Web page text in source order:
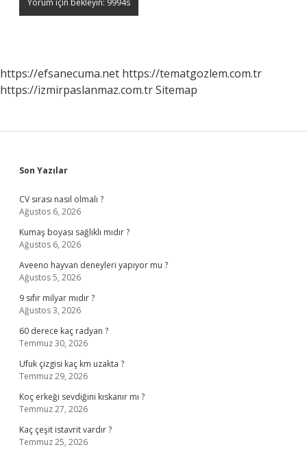
https://efsanecuma.net https://tematgozlem.com.tr
https://izmirpaslanmaz.com.trSitemap
Sidebar
Son Yazılar
CV sırası nasıl olmalı ?
Ağustos 6, 2026
Kumaş boyası sağlıklı mıdır ?
Ağustos 6, 2026
Aveeno hayvan deneyleri yapıyor mu ?
Ağustos 5, 2026
9 sıfır milyar mıdır ?
Ağustos 3, 2026
60 derece kaç radyan ?
Temmuz 30, 2026
Ufuk çizgisi kaç km uzakta ?
Temmuz 29, 2026
Koç erkeği sevdiğini kıskanır mı ?
Temmuz 27, 2026
Kaç çeşit istavrit vardır ?
Temmuz 25, 2026